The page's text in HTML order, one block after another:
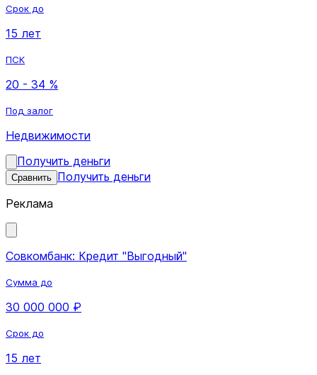
Срок до
15 лет
ПСК
20 - 34 %
Под залог
Недвижимости
Получить деньги
Сравнить Получить деньги
Реклама
Совкомбанк: Кредит "Выгодный"
Сумма до
30 000 000 ₽
Срок до
15 лет